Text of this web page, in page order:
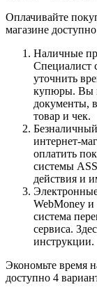
Оплачивайте
магазине
Наличные
Специалист
уточнить
купюры. Вы
документы,
товар и чек.
интернет-
оплатить
системы
действия и
WebMoney
система
сервиса.
инструкции.
Экономьте время
доступно 4